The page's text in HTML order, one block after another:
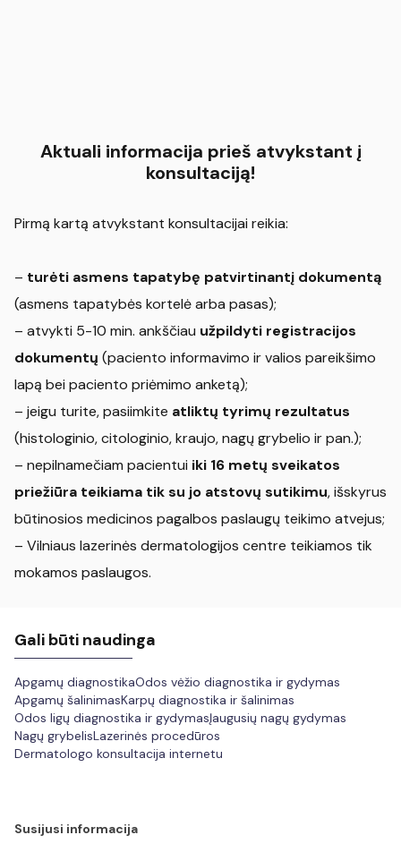
Aktuali informacija prieš atvykstant į
konsultaciją!
Pirmą kartą atvykstant konsultacijai reikia:
– turėti asmens tapatybę patvirtinantį dokumentą
(asmens tapatybės kortelė arba pasas);
– atvykti 5-10 min. ankščiau užpildyti registracijos
dokumentų (paciento informavimo ir valios pareikšimo
lapą bei paciento priėmimo anketą);
– jeigu turite, pasiimkite atliktų tyrimų rezultatus
(histologinio, citologinio, kraujo, nagų grybelio ir pan.);
– nepilnamečiam pacientui iki 16 metų sveikatos
priežiūra teikiama tik su jo atstovų sutikimu, išskyrus
būtinosios medicinos pagalbos paslaugų teikimo atvejus;
– Vilniaus lazerinės dermatologijos centre teikiamos tik
mokamos paslaugos.
Gali būti naudinga
Apgamų diagnostikaOdos vėžio diagnostika ir gydymas
Apgamų šalinimasKarpų diagnostika ir šalinimas
Odos ligų diagnostika ir gydymasĮaugusių nagų gydymas
Nagų grybelisLazerinės procedūros
Dermatologo konsultacija internetu
Susijusi informacija